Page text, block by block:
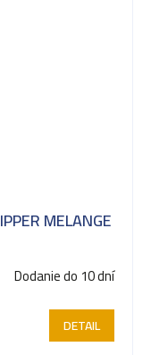
MELANGE
Dodanie do 10 dní
DETAIL